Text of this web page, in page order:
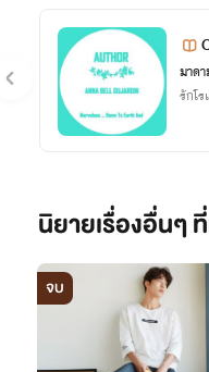
เทียนฉัตรจ้องต
จนมิดอย่างหน้าใจห
"แล้วคุณเป็นใครมี
ปล่อยฉันลงเดี๋ยวนี้น
รักโ
นิยายเรื่องอื่นๆ
จบ